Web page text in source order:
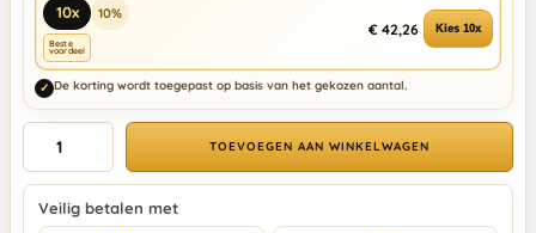
10x
Beste
voordeel
10%
€ 42,26 Kies 10x
✓ De korting wordt toegepast op basis van het gekozen aantal.
TOEVOEGEN AAN WINKELWAGEN
Veilig betalen met